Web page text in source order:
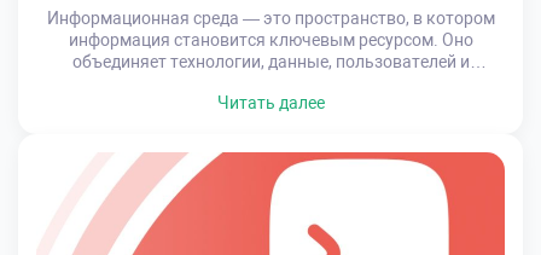
Информационная среда — это пространство, в котором
информация становится ключевым ресурсом. Оно
объединяет технологии, данные, пользователей и
всё взаимосвязано и динамично меняется. Развитие
позволило создать глобальную сеть, доступную
практически каждому. Это породило новые формы
коммуникации, изменило привычные модели
потребления знаний и даже […]
Читать далее